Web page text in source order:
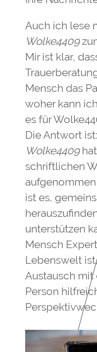
Auch ich lese
Wolke4409
Mir ist klar,
Mensch das
woher kann
es für
Die Antwort
Wolke4409
schriftlichen
ist es,
unterstützen
Mensch
Lebenswelt
Austausch mit
Person